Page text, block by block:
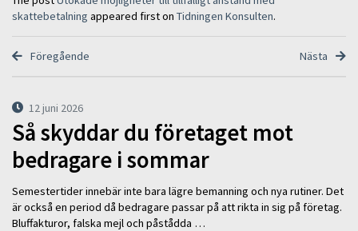
skattebetalning appeared first on Tidningen Konsulten.
Föregående Nästa
12 juni 2026
Så skyddar du företaget mot
bedragare i sommar
Semestertider innebär inte bara lägre bemanning och nya rutiner. Det
är också en period då bedragare passar på att rikta in sig på företag.
Bluffakturor, falska mejl och påstådda …